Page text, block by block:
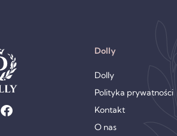
Dolly
Dolly
Polityka prywatności
Kontakt
O nas